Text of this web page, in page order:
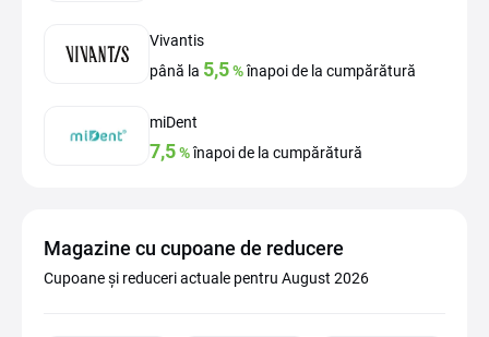
Vivantis
până la 5,5%înapoi de la cumpărătură
miDent
7,5%înapoi de la cumpărătură
Magazine cu cupoane de reducere
Cupoane și reduceri actuale pentru August 2026